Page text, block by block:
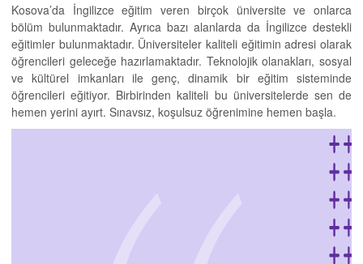
Kosova’da İngilizce eğitim veren birçok üniversite ve onlarca
bölüm bulunmaktadır. Ayrıca bazı alanlarda da İngilizce destekli
eğitimler bulunmaktadır. Üniversiteler kaliteli eğitimin adresi olarak
öğrencileri geleceğe hazırlamaktadır. Teknolojik olanakları, sosyal
ve kültürel imkanları ile genç, dinamik bir eğitim sisteminde
öğrencileri eğitiyor. Birbirinden kaliteli bu üniversitelerde sen de
hemen yerini ayırt. Sınavsız, koşulsuz öğrenimine hemen başla.